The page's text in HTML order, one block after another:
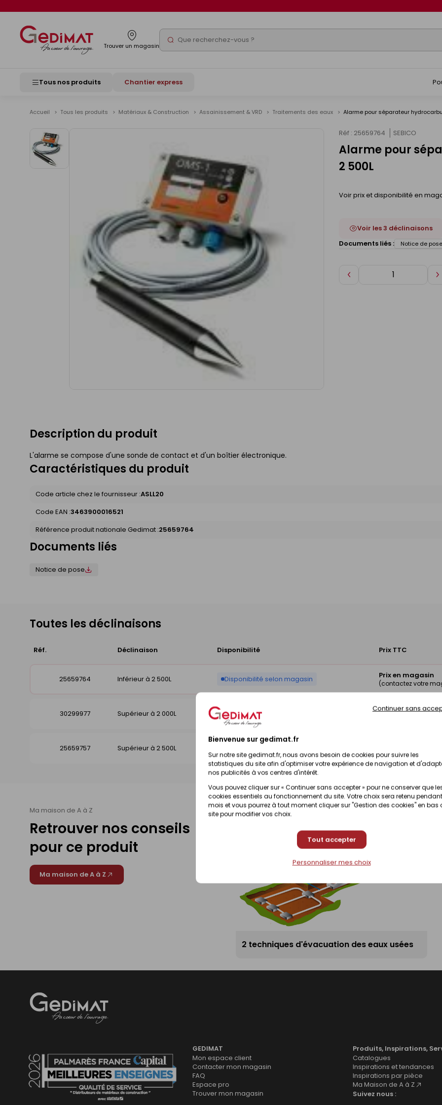
Bienvenue sur gedimat.fr
Sur notre site gedimat.fr, nous avons besoin de cookies pour suivre les
statistiques du site afin d'optimiser votre expérience de navigation et
nos publicités à vos centres d'intérêt.
Vous pouvez cliquer sur « Continuer sans accepter » pour ne conserver que
cookies essentiels au fonctionnement du site. Votre choix sera retenu pendant
mois et vous pourrez à tout moment cliquer sur "Gestion des cookies" en bas
site pour modifier vos choix.
Tout accepter
Continuer sans
Personnaliser mes choix
Trouver un magasin Rechercher
Tous nos produits Chantier express
Accueil Tous les produits Matériaux & Construction Assainissement & VRD Traitements des eaux Alarme pour séparateur
Réf : 25659764 SEBICO
Alarme pour
2 500L
Voir prix et disponibilité en
Voir les 3 déclinaisons
Documents liés :
Notice de pose
Diminuer
Description du produit
L'alarme se compose d'une sonde de contact et d'un boîtier électronique.
Caractéristiques du produit
Code article chez le fournisseur :ASLL20
Code EAN :3463900016521
Référence produit nationale Gedimat :25659764
Documents liés
Notice de pose
Toutes les déclinaisons
Réf. Déclinaison Disponibilité Prix TTC
25659764 Inférieur à 2 500L Disponibilité selon magasin Prix en magasin
(contactez votre
30299977 Supérieur à 2 000L Disponibilité selon magasin Prix en magasin
25659757
Supérieur à 2 500L (contactez votre
Ma maison de A à Z
Retrouver nos conseils
pour ce produit
Ma maison de A à Z
2 techniques d'évacuation des eaux usées
GEDIMAT
Mon espace client
Contacter mon magasin
FAQ
Espace pro
Trouver mon magasin
Produits, Inspirations,
Catalogues
Inspirations et tendances
Inspirations par pièce
Ma Maison de A à Z
Suivez nous :